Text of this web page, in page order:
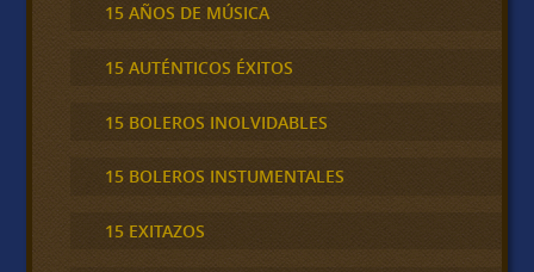
15 AÑOS DE MÚSICA
15 AUTÉNTICOS ÉXITOS
15 BOLEROS INOLVIDABLES
15 BOLEROS INSTUMENTALES
15 EXITAZOS